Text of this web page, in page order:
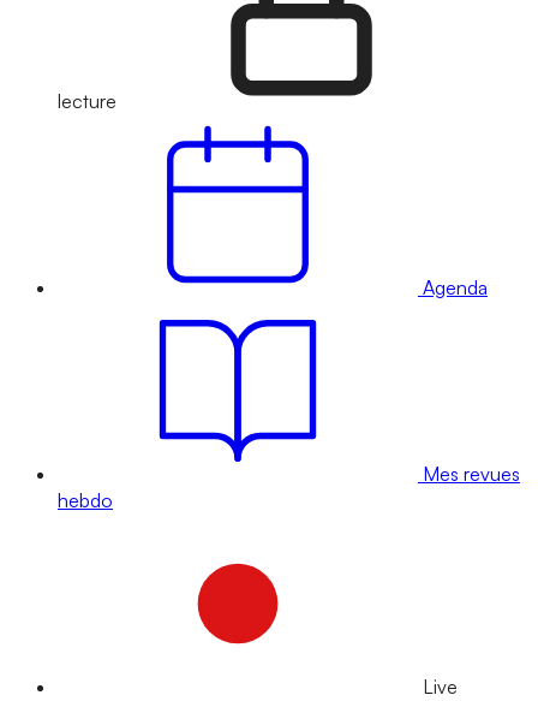
lecture
Agenda
Mes revues
hebdo
Live